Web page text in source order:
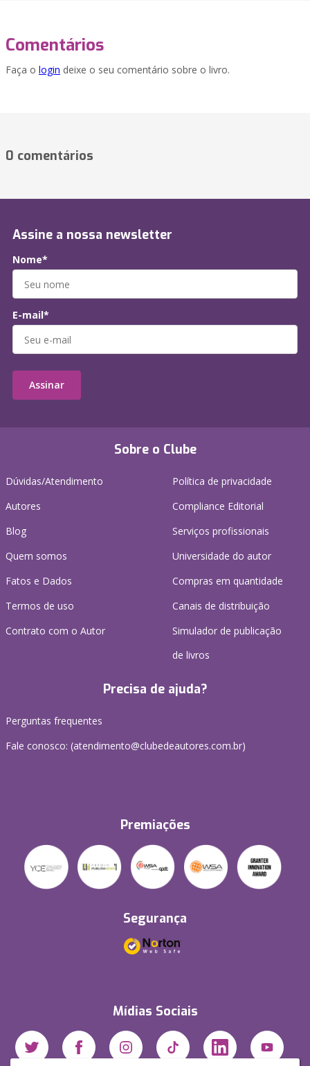
Comentários
Faça o login deixe o seu comentário sobre o livro.
0 comentários
Sobre o Clube
Dúvidas/Atendimento
Autores
Blog
Quem somos
Fatos e Dados
Termos de uso
Contrato com o Autor
Política de privacidade
Compliance Editorial
Serviços profissionais
Universidade do autor
Compras em quantidade
Canais de distribuição
Simulador de publicação
de livros
Precisa de ajuda?
Perguntas frequentes
Fale conosco: (atendimento@clubedeautores.com.br)
Premiações
Segurança
Mídias Sociais
Assine a nossa newsletter
Nome*
E-mail*
Assinar